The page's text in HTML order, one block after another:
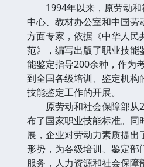
1994年以来，原劳动和
中心、教材办公室和中国
方面专家，依据《中华人民
范》，编写出版了职业技
能鉴定指导200余种，作为
到全国各级培训、鉴定机构
技能鉴定工作的开展。
原劳动和社会保障部从
布了国家职业技能标准。
展，企业对劳动力素质提
形势，为各级培训、鉴定
服务，人力资源和社会保